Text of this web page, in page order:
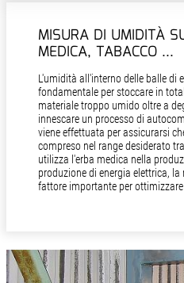
MISURA DI UMIDITÀ
MEDICA, TABACCO ...
L'umidità all'interno delle balle di
fondamentale per stoccare in
materiale troppo umido oltre a
innescare un processo di
viene effettuata per assicurarsi
compreso nel range desiderato
utilizza l'erba medica nella
produzione di energia elettrica,
fattore importante per ottimizzare